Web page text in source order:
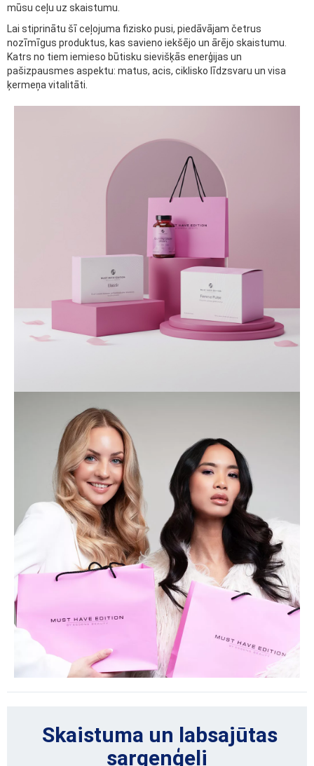
mūsu ceļu uz skaistumu.
Lai stiprinātu šī ceļojuma fizisko pusi, piedāvājam četrus
nozīmīgus produktus, kas savieno iekšējo un ārējo skaistumu.
Katrs no tiem iemieso būtisku sievišķās enerģijas un
pašizpausmes aspektu: matus, acis, ciklisko līdzsvaru un visa
ķermeņa vitalitāti.
Skaistuma un labsajūtas
sargeņģeļi